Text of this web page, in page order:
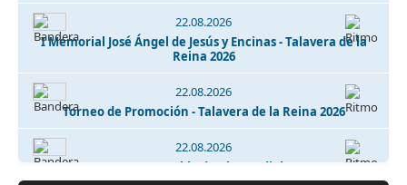
22.08.2026
I Memorial José Ángel de Jesús y Encinas - Talavera de la
Reina 2026
22.08.2026
Torneo de Promoción - Talavera de la Reina 2026
22.08.2026
Torneo La Puebla de Almoradiel 2026